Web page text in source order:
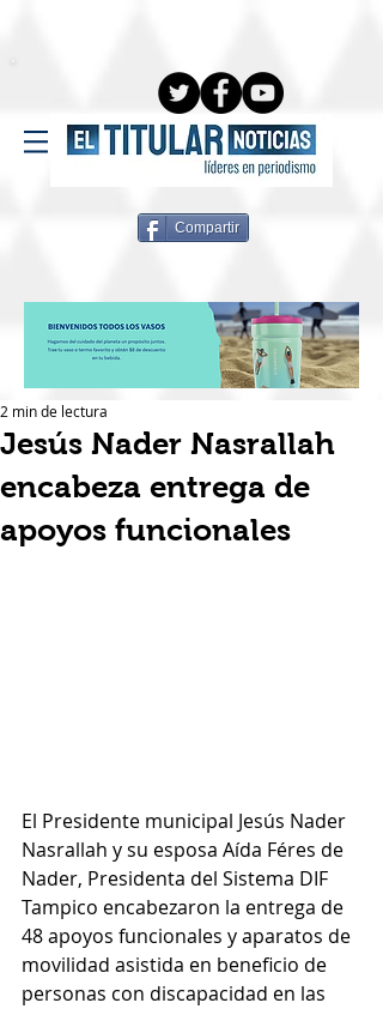
Compartir
Jesús Nader Nasrallah
encabeza entrega de
apoyos funcionales
2 min de lectura
El Presidente municipal Jesús Nader
Nasrallah y su esposa Aída Féres de
Nader, Presidenta del Sistema DIF
Tampico encabezaron la entrega de
48 apoyos funcionales y aparatos de
movilidad asistida en beneficio de
personas con discapacidad en las